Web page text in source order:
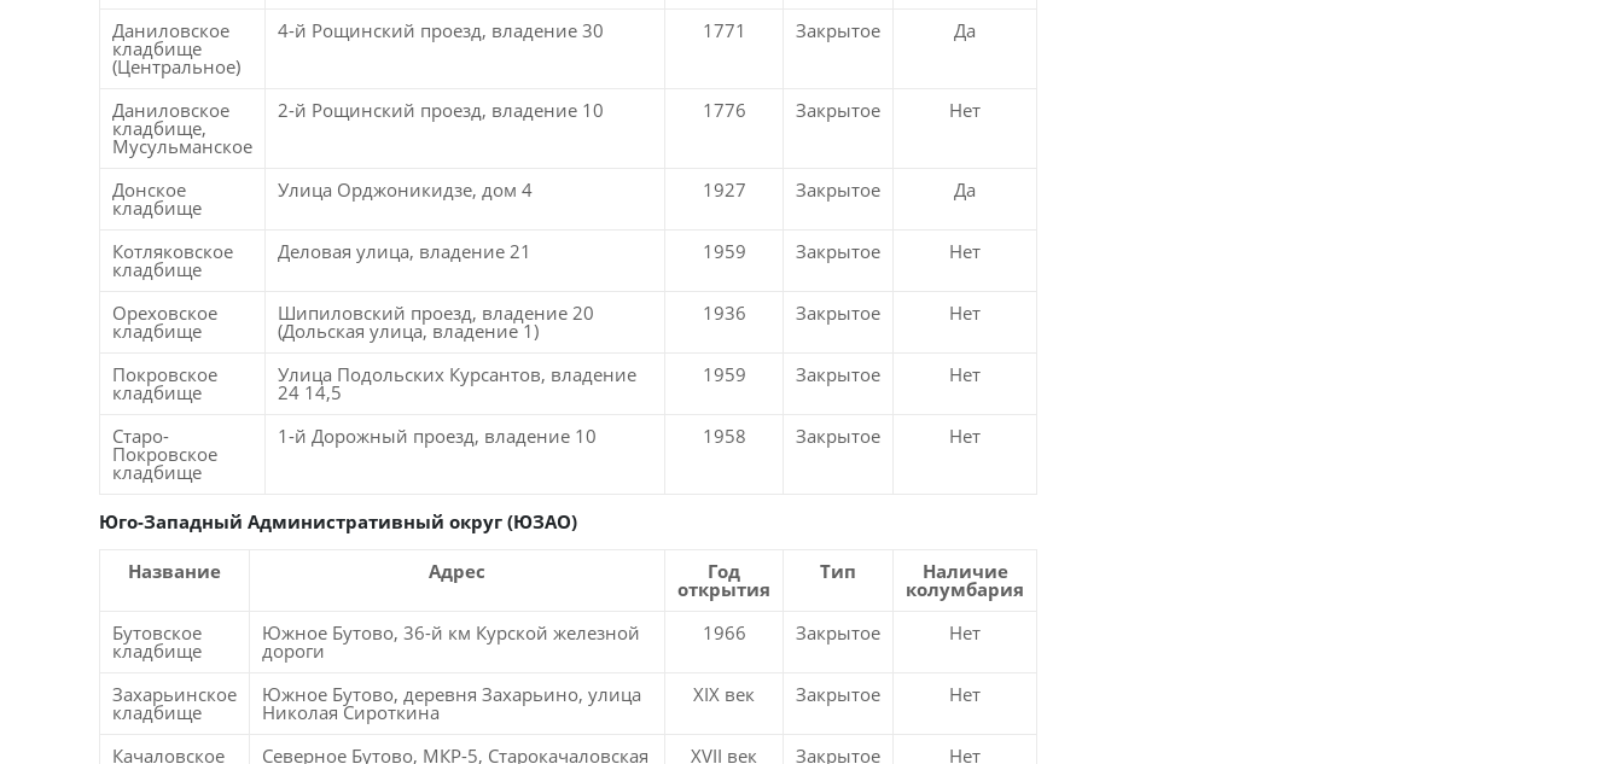
Даниловское
кладбище
(Центральное)
4-й Рощинский проезд, владение 30 1771 Закрытое Да
Даниловское
кладбище,
Мусульманское
2-й Рощинский проезд, владение 10 1776 Закрытое Нет
Донское
кладбище
Улица Орджоникидзе, дом 4 1927 Закрытое Да
Котляковское
кладбище
Деловая улица, владение 21 1959 Закрытое Нет
Ореховское
кладбище
Шипиловский проезд, владение 20
(Дольская улица, владение 1)
1936 Закрытое Нет
Покровское
кладбище
Улица Подольских Курсантов, владение
24 14,5
1959 Закрытое Нет
Старо-
Покровское
кладбище
1-й Дорожный проезд, владение 10 1958 Закрытое Нет
Юго-Западный Административный округ (ЮЗАО)
Название Адрес Год
открытия
Тип Наличие
колумбария
Бутовское
кладбище
Южное Бутово, 36-й км Курской железной
дороги
1966 Закрытое Нет
Захарьинское
кладбище
Южное Бутово, деревня Захарьино, улица
Николая Сироткина
XIX век Закрытое Нет
Качаловское Северное Бутово, МКР-5, Старокачаловская XVII век Закрытое Нет